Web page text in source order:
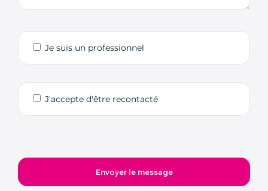
Je suis un professionnel
J'accepte d'être recontacté